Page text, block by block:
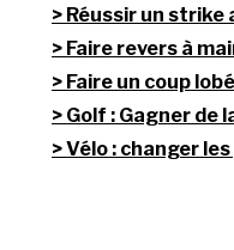
Réussir un strike
Faire revers à
Faire un coup
Golf : Gagner de
Vélo : changer